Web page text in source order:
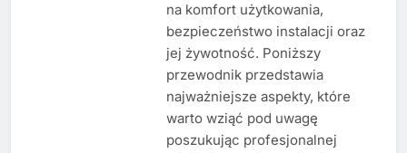
na komfort użytkowania,
bezpieczeństwo instalacji oraz
jej żywotność. Poniższy
przewodnik przedstawia
najważniejsze aspekty, które
warto wziąć pod uwagę
poszukując profesjonalnej